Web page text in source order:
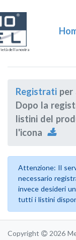
della nostra
Registrati per
Dopo la
listini del
l'icona
Attenzione: Il
necessario
invece desideri
tutti i listini
Copyright
2026